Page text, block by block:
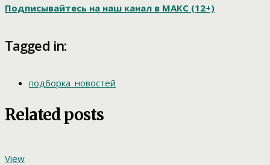
Подписывайтесь на наш канал в МАКС (12+)
Tagged in:
подборка_новостей
Related posts
View